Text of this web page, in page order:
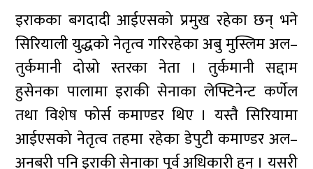
इराकका बगदादी आईएसको प्रमुख रहेका छन् भने
सिरियाली युद्धको नेतृत्व गरिरहेका अबु मुस्लिम अल–
तुर्कमानी दोस्रो स्तरका नेता । तुर्कमानी सद्दाम
हुसेनका पालामा इराकी सेनाका लेफ्टिनेन्ट कर्णेल
तथा विशेष फोर्स कमाण्डर थिए । यस्तै सिरियामा
आईएसको नेतृत्व तहमा रहेका डेपुटी कमाण्डर अल–
अनबरी पनि इराकी सेनाका पूर्व अधिकारी हुन् । यसरी